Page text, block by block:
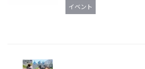
イベント